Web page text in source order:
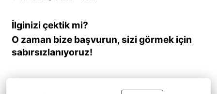
İlginizi çektik mi?
O zaman bize başvurun, sizi görmek için
sabırsızlanıyoruz!